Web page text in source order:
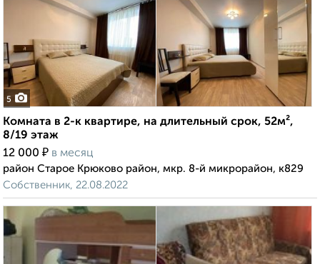
5
Комната в 2-к квартире, на длительный срок, 52м²,
8/19 этаж
12 000 ₽ в месяц
район Старое Крюково район, мкр. 8-й микрорайон, к829
Собственник, 22.08.2022